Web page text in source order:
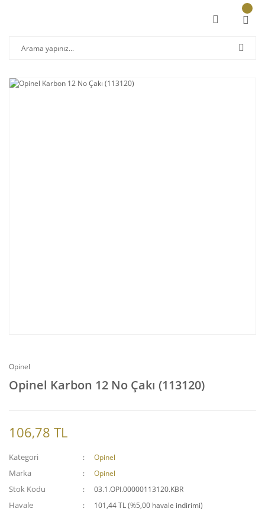
Opinel
Opinel Karbon 12 No Çakı (113120)
106,78 TL
Kategori Opinel
Marka Opinel
Stok Kodu 03.1.OPI.00000113120.KBR
Havale 101,44 TL (%5,00 havale indirimi)